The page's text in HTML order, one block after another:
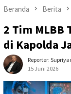
Beranda Berita
2 Tim MLBB
di Kapolda
Reporter:
15 Juni 2026